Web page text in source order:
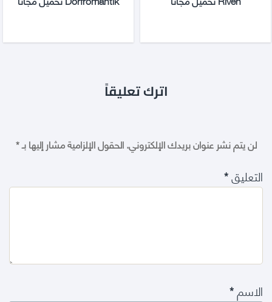
اترك تعليقاً
لن يتم نشر عنوان بريدك الإلكتروني.الحقول الإلزامية مشار إليها بـ*
التعليق*
الاسم*